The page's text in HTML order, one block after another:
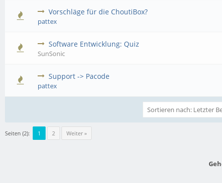
Vorschläge für die ChoutiBox?
pattex
Software Entwicklung: Quiz
SunSonic
Support -> Pacode
pattex
Seiten (2): 1 2 Weiter »